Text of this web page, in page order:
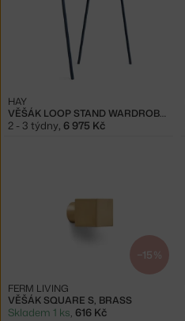
VĚŠÁK LOOP STAND WARDROBE, DEEP BLUE
HAY
2 - 3 týdny, 6 975 Kč
−15 %
VĚŠÁK SQUARE S, BRASS
FERM LIVING
Skladem 1 ks, 616 Kč